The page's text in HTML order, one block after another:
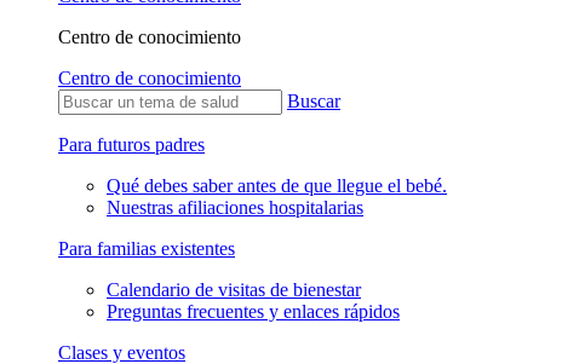
Centro de conocimiento
Centro de conocimiento
Buscar
Para futuros padres
Qué debes saber antes de que llegue el bebé.
Nuestras afiliaciones hospitalarias
Para familias existentes
Calendario de visitas de bienestar
Preguntas frecuentes y enlaces rápidos
Clases y eventos